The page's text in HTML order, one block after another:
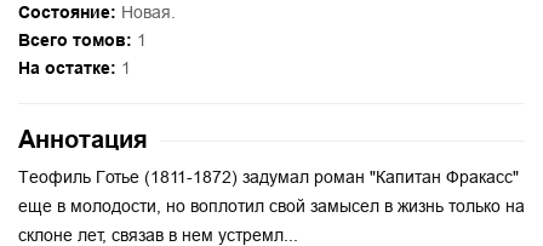
Состояние: Новая.
Всего томов: 1
На остатке: 1
Аннотация
Теофиль Готье (1811-1872) задумал роман "Капитан Фракасс"
еще в молодости, но воплотил свой замысел в жизнь только на
склоне лет, связав в нем устремл...